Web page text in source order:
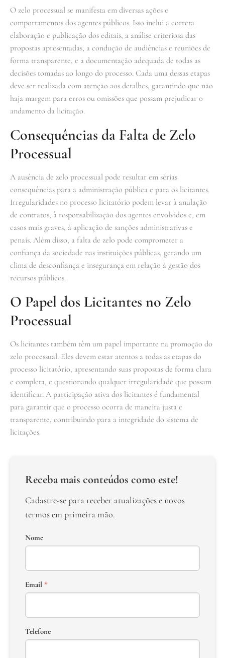
O zelo processual se manifesta em diversas ações e
comportamentos dos agentes públicos. Isso inclui a correta
elaboração e publicação dos editais, a análise criteriosa das
propostas apresentadas, a condução de audiências e reuniões de
forma transparente, e a documentação adequada de todas as
decisões tomadas ao longo do processo. Cada uma dessas etapas
deve ser realizada com atenção aos detalhes, garantindo que não
haja margem para erros ou omissões que possam prejudicar o
andamento da licitação.
Consequências da Falta de Zelo
Processual
A ausência de zelo processual pode resultar em sérias
consequências para a administração pública e para os licitantes.
Irregularidades no processo licitatório podem levar à anulação
de contratos, à responsabilização dos agentes envolvidos e, em
casos mais graves, à aplicação de sanções administrativas e
penais. Além disso, a falta de zelo pode comprometer a
confiança da sociedade nas instituições públicas, gerando um
clima de desconfiança e insegurança em relação à gestão dos
recursos públicos.
O Papel dos Licitantes no Zelo
Processual
Os licitantes também têm um papel importante na promoção do
zelo processual. Eles devem estar atentos a todas as etapas do
processo licitatório, apresentando suas propostas de forma clara
e completa, e questionando qualquer irregularidade que possam
identificar. A participação ativa dos licitantes é fundamental
para garantir que o processo ocorra de maneira justa e
transparente, contribuindo para a integridade do sistema de
licitações.
Receba mais conteúdos como este!
Cadastre-se para receber atualizações e novos
termos em primeira mão.
Nome
Email *
Telefone